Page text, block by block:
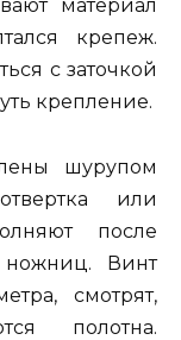
материал
крепеж.
с заточкой
крепление.
шурупом
или
после
ножниц. Винт
смотрят,
полотна.